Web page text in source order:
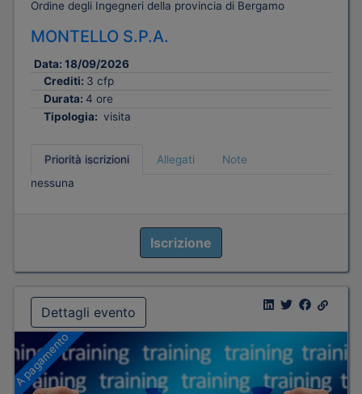
Ordine degli Ingegneri della provincia di Bergamo
MONTELLO S.P.A.
Data: 18/09/2026
Crediti: 3 cfp
Durata: 4 ore
Tipologia: visita
Priorità iscrizioni Allegati
Note
nessuna
Iscrizione
Dettagli evento
A pagamento